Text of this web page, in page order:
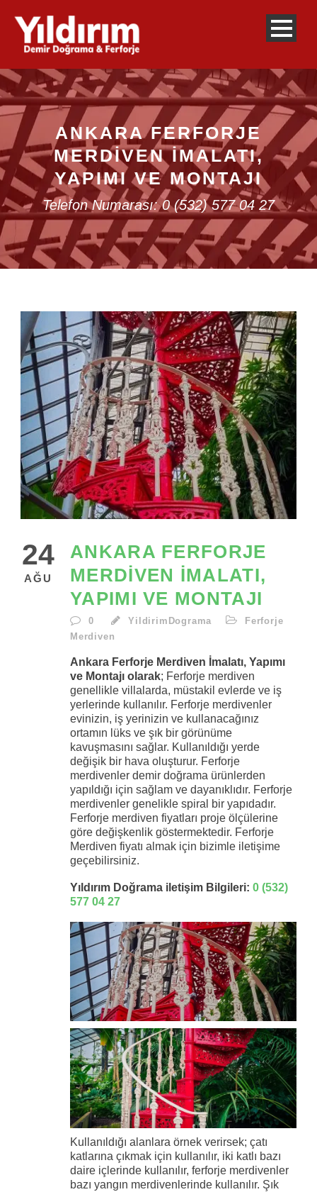
ANKARA FERFORJE
MERDIVEN İMALATI,
YAPIMI VE MONTAJI
Telefon Numarası: 0 (532) 577 04 27
24
AĞU
ANKARA FERFORJE
MERDIVEN İMALATI,
YAPIMI VE MONTAJI
0 YildirimDograma
Ferforje
Merdiven
Ankara Ferforje Merdiven İmalatı, Yapımı
ve Montajı olarak; Ferforje merdiven
genellikle villalarda, müstakil evlerde ve iş
yerlerinde kullanılır. Ferforje merdivenler
evinizin, iş yerinizin ve kullanacağınız
ortamın lüks ve şık bir görünüme
kavuşmasını sağlar. Kullanıldığı yerde
değişik bir hava oluşturur. Ferforje
merdivenler demir doğrama ürünlerden
yapıldığı için sağlam ve dayanıklıdır. Ferforje
merdivenler genelikle spiral bir yapıdadır.
Ferforje merdiven fiyatları proje ölçülerine
göre değişkenlik göstermektedir. Ferforje
Merdiven fiyatı almak için bizimle iletişime
geçebilirsiniz.
Yıldırım Doğrama iletişim Bilgileri: 0 (532)
577 04 27
Kullanıldığı alanlara örnek verirsek; çatı
katlarına çıkmak için kullanılır, iki katlı bazı
daire içlerinde kullanılır, ferforje merdivenler
bazı yangın merdivenlerinde kullanılır. Şık